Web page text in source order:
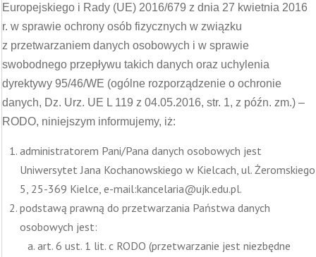
Europejskiego i Rady (UE) 2016/679 z dnia 27 kwietnia 2016
r. w sprawie ochrony osób fizycznych w związku
z przetwarzaniem danych osobowych i w sprawie
swobodnego przepływu takich danych oraz uchylenia
dyrektywy 95/46/WE (ogólne rozporządzenie o ochronie
danych, Dz. Urz. UE L 119 z 04.05.2016, str. 1, z późn. zm.) –
RODO, niniejszym informujemy, iż:
administratorem Pani/Pana danych osobowych jest
Uniwersytet Jana Kochanowskiego w Kielcach, ul. Żeromskiego
5, 25-369 Kielce, e-mail:kancelaria@ujk.edu.pl.
podstawą prawną do przetwarzania Państwa danych
osobowych jest:
art. 6 ust. 1 lit. c RODO (przetwarzanie jest niezbędne